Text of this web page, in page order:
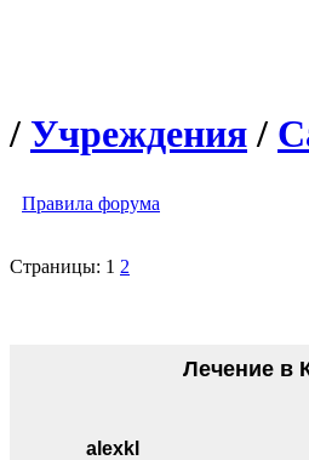
/ Учреждения /
Правила форума
Страницы: 1 2
alexkl
Лечение в